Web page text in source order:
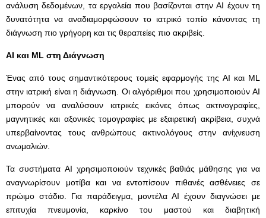
ανάλυση δεδομένων, τα εργαλεία που βασίζονται στην AI έχουν τη
δυνατότητα να αναδιαμορφώσουν το ιατρικό τοπίο κάνοντας τη
διάγνωση πιο γρήγορη και τις θεραπείες πιο ακριβείς.
AI και ML στη Διάγνωση
Ένας από τους σημαντικότερους τομείς εφαρμογής της AI και ML
στην ιατρική είναι η διάγνωση. Οι αλγόριθμοι που χρησιμοποιούν AI
μπορούν να αναλύσουν ιατρικές εικόνες όπως ακτινογραφίες,
μαγνητικές και αξονικές τομογραφίες με εξαιρετική ακρίβεια, συχνά
υπερβαίνοντας τους ανθρώπους ακτινολόγους στην ανίχνευση
ανωμαλιών.
Τα συστήματα AI χρησιμοποιούν τεχνικές βαθιάς μάθησης για να
αναγνωρίσουν μοτίβα και να εντοπίσουν πιθανές ασθένειες σε
πρώιμο στάδιο. Για παράδειγμα, μοντέλα AI έχουν διαγνώσει με
επιτυχία πνευμονία, καρκίνο του μαστού και διαβητική